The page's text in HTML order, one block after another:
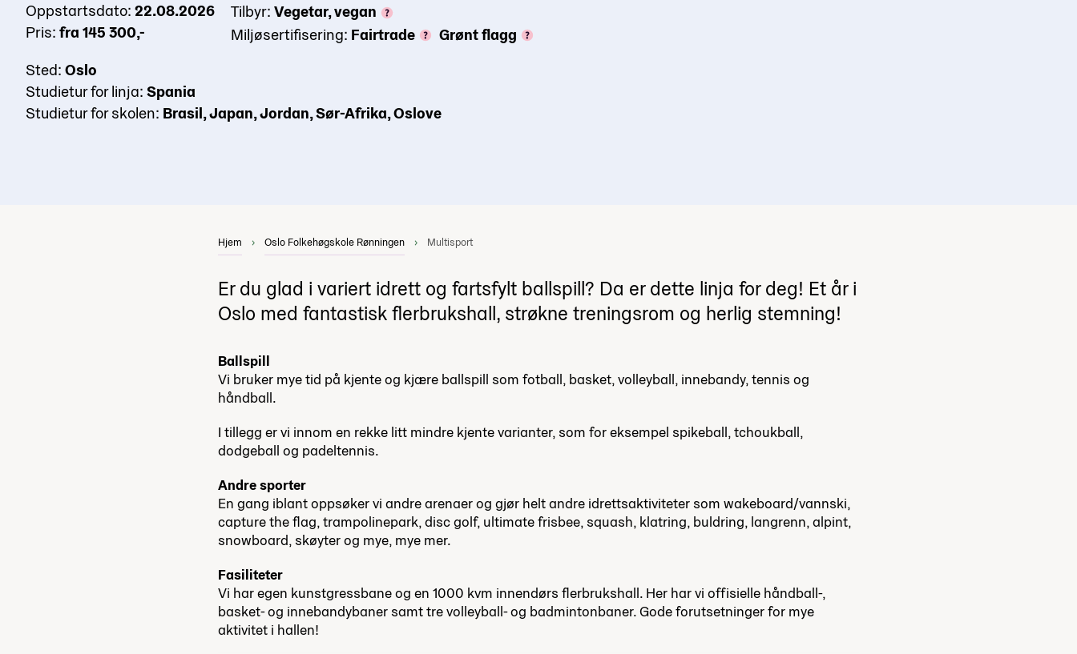
Oppstartsdato: 22.08.2026
Pris: fra 145 300,-
Tilbyr: Vegetar, vegan
Miljøsertifisering: Fairtrade
Grønt flagg
Sted: Oslo
Studietur for linja: Spania
Studietur for skolen: Brasil, Japan, Jordan, Sør-Afrika, Oslove
Hjem Oslo Folkehøgskole Rønningen Multisport
Er du glad i variert idrett og fartsfylt ballspill? Da er dette linja for deg! Et år i
Oslo med fantastisk flerbrukshall, strøkne treningsrom og herlig stemning!
Ballspill
Vi bruker mye tid på kjente og kjære ballspill som fotball, basket, volleyball, innebandy, tennis og
håndball.
I tillegg er vi innom en rekke litt mindre kjente varianter, som for eksempel spikeball, tchoukball,
dodgeball og padeltennis.
Andre sporter
En gang iblant oppsøker vi andre arenaer og gjør helt andre idrettsaktiviteter som wakeboard/vannski,
capture the flag, trampolinepark, disc golf, ultimate frisbee, squash, klatring, buldring, langrenn, alpint,
snowboard, skøyter og mye, mye mer.
Fasiliteter
Vi har egen kunstgressbane og en 1000 kvm innendørs flerbrukshall. Her har vi offisielle håndball-,
basket- og innebandybaner samt tre volleyball- og badmintonbaner. Gode forutsetninger for mye
aktivitet i hallen!